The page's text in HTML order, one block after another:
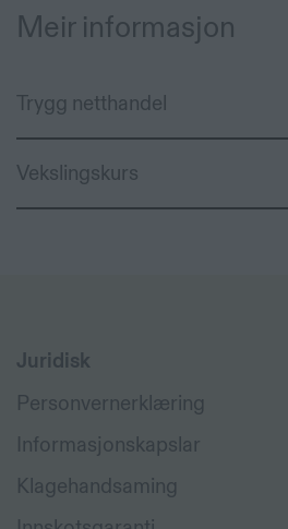
Meir informasjon
Trygg netthandel
Vekslingskurs
Juridisk
Personvernerklæring
Informasjonskapslar
Klagehandsaming